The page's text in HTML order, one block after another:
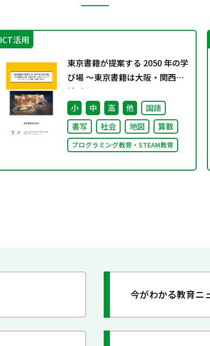
ICT活用
東京書籍が提案する 2050 年の学
び場 ～東京書籍は大阪・関西万
博「大阪ヘルスケア パビリオ
ン」に出展・協賛します～
小 中 高 他
国語
書写
社会 地図 算数
プログラミング教育・STEAM教育
今がわかる教育ニ